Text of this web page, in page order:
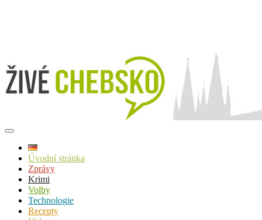
Úvodní stránka
Zprávy
Krimi
Volby
Technologie
Recepty